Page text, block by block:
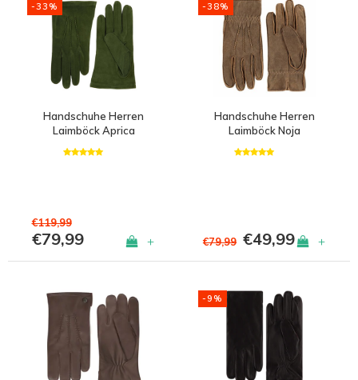
-33%
Handschuhe Herren
Laimböck Aprica
€119,99
€79,99 +
-38%
Handschuhe Herren
Laimböck Noja
€79,99 €49,99 +
-9%